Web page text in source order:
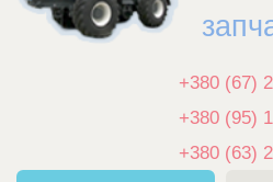
+380 (67)
+380 (95)
+380 (63)